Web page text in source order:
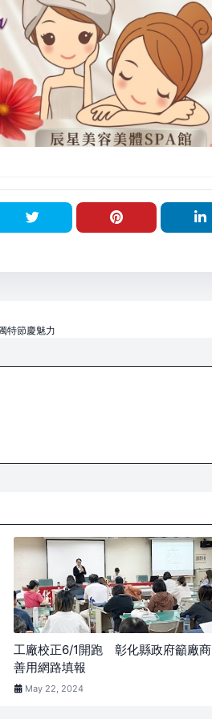
特節慶魅力
工廠校正6/1開跑 彰化縣政府籲廠商
善用網路填報
May 22, 2024